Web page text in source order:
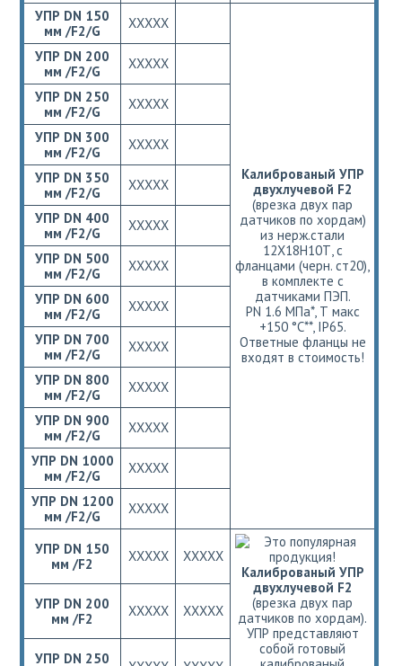
УПР DN 150
мм /F2/G
ХХХХХ
Калиброваный УПР
двухлучевой F2
(врезка двух пар
датчиков по хордам)
из нерж.стали
12Х18Н10Т, с
фланцами (черн. ст20),
в комплекте с
датчиками ПЭП.
РN 1.6 МПа*, Т макс
+150 °С**, IP65.
Ответные фланцы не
входят в стоимость!
УПР DN 200
мм /F2/G
ХХХХХ
УПР DN 250
мм /F2/G
ХХХХХ
УПР DN 300
мм /F2/G
ХХХХХ
УПР DN 350
мм /F2/G
ХХХХХ
УПР DN 400
мм /F2/G
ХХХХХ
УПР DN 500
мм /F2/G
ХХХХХ
УПР DN 600
мм /F2/G
ХХХХХ
УПР DN 700
мм /F2/G
ХХХХХ
УПР DN 800
мм /F2/G
ХХХХХ
УПР DN 900
мм /F2/G
ХХХХХ
УПР DN 1000
мм /F2/G
ХХХХХ
УПР DN 1200
мм /F2/G
ХХХХХ
УПР DN 150
мм /F2
ХХХХХ
ХХХХХ
Калиброваный УПР
двухлучевой F2
(врезка двух пар
датчиков по хордам).
УПР представляют
собой готовый
УПР DN 200
мм /F2
ХХХХХ ХХХХХ
УПР DN 250